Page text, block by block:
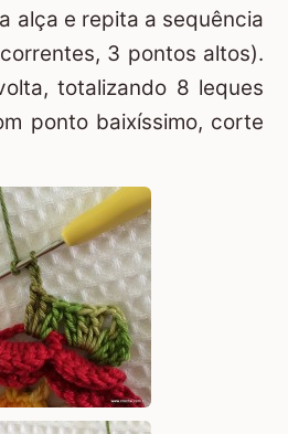
alça e repita a sequência
3 pontos altos).
totalizando 8 leques
ponto baixíssimo, corte